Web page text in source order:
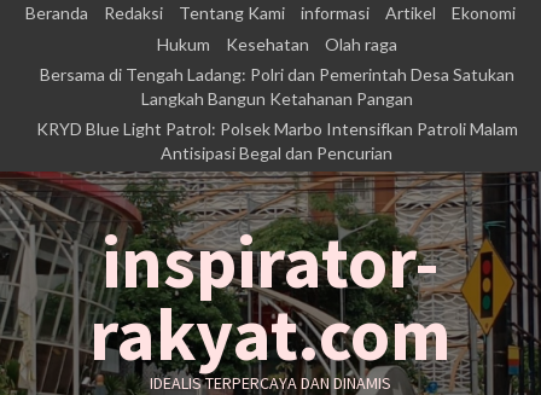
Skip
content
Beranda Redaksi Tentang Kami informasi Artikel
Ekonomi
Hukum
Kesehatan
Olah raga
Bersama di Tengah Ladang: Polri dan Pemerintah Desa Satukan
Langkah Bangun Ketahanan Pangan
KRYD Blue Light Patrol: Polsek Marbo Intensifkan Patroli Malam
Antisipasi Begal dan Pencurian
inspirator-
rakyat.com
IDEALIS TERPERCAYA DAN DINAMIS